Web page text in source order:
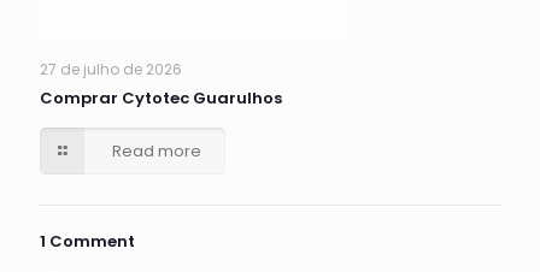
27 de julho de 2026
Comprar Cytotec Guarulhos
Read more
1 Comment